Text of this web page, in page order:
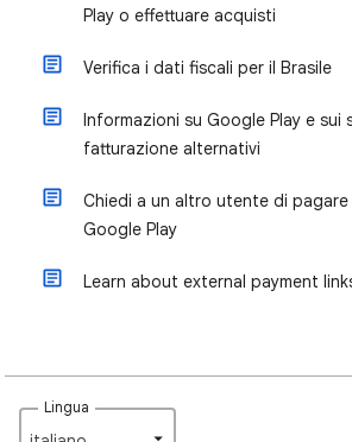
Play o effettuare acquisti
Verifica i dati fiscali per il Brasile
Informazioni su Google Play e sui
fatturazione alternativi
Chiedi a un altro utente di
Google Play
Learn about external payment
Lingua